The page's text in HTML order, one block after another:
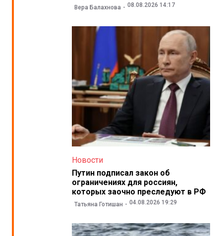
Вера Балахнова 08.08.2026 14:17
Новости
Путин подписал закон об
ограничениях для россиян,
которых заочно преследуют в РФ
Татьяна Готишан 04.08.2026 19:29